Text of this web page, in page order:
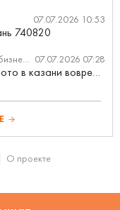
07.07.2026 10:53
740820
Гость 2084, Ботаническая 3 (ПИК, бизнес-класс) 07.07.2026 07:28
проверьте, сдал ли пик хоть чтото в казани вовремя?
О проекте